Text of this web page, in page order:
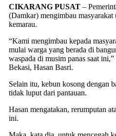
CIKARANG PUSAT –
(Damkar) mengimbau
kemarau.
“Kami mengimbau kepada
mulai warga yang berada di
waspada di musim panas saat
Bekasi, Hasan Basri.
Selain itu, kebun kosong dengan
tidak luput dari pantauan.
Hasan mengatakan, rerumputan
ini.